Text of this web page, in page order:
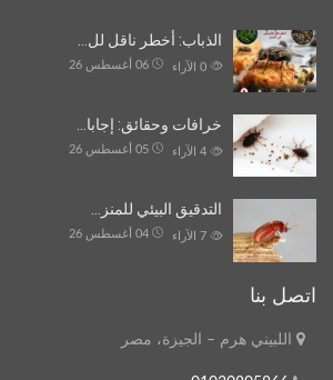
الذباب: أخطر ناقل لل…
06 أغسطس 26 الآراء
خرافات وحقائق: إجابا…
05 أغسطس 26 الآراء
التدقيق البيئي للمنز…
04 أغسطس 26 الآراء
اتصل بنا
اللبيني هرم – الجيزة، مصر